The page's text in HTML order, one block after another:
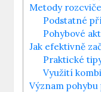
Metody
Podstatné
Pohybové
Jak efektivně
Praktické
Využití
Význam